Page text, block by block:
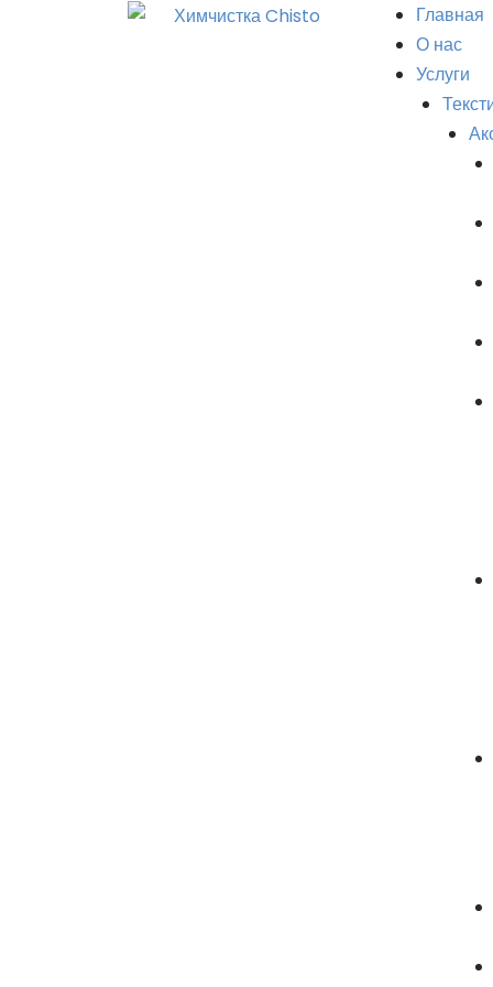
Главная
О нас
Услуги